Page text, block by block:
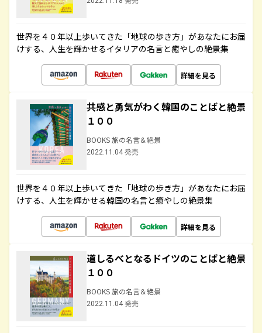
世界を４０年以上歩いてきた「地球の歩き方」があなたにお届
けする、人生を輝かせるイタリアの名言と癒やしの絶景集
詳細を見る
共感と勇気がわく韓国のことばと絶景
１００
BOOKS 旅の名言＆絶景
2022.11.04 発売
世界を４０年以上歩いてきた「地球の歩き方」があなたにお届
けする、人生を輝かせる韓国の名言と癒やしの絶景集
詳細を見る
道しるべとなるドイツのことばと絶景
１００
BOOKS 旅の名言＆絶景
2022.11.04 発売